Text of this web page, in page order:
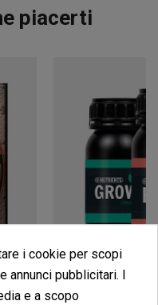
piacerti
Boost Pack
i cookie per scopi
annunci pubblicitari. I
e a scopo